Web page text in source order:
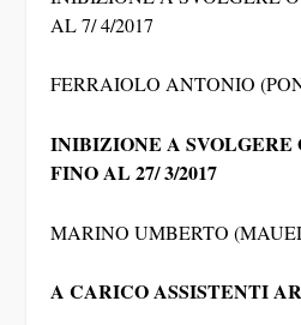
AL 7/ 4/2017
FERRAIOLO ANTONIO
INIBIZIONE A SVOLGERE
FINO AL 27/ 3/2017
MARINO UMBERTO
A CARICO ASSISTENTI